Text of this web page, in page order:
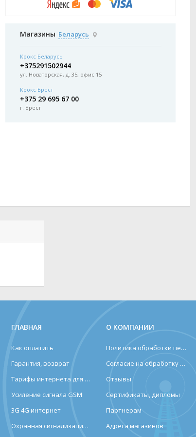
Магазины Беларусь
Крокс Беларусь
+375291502944
ул. Новаторская, д. 35, офис 15
Крокс Брест
+375 29 695 67 00
г. Брест
ГЛАВНАЯ
Как оплатить
Гарантия, возврат
Тарифы интернета для дома и дачи
Усиление сигнала GSM
3G 4G интернет
Охранная сигнализация (лендинг)
О КОМПАНИИ
Политика обработки персональных данных
Согласие на обработку персональных данных
Отзывы
Сертификаты, дипломы
Партнерам
Адреса магазинов